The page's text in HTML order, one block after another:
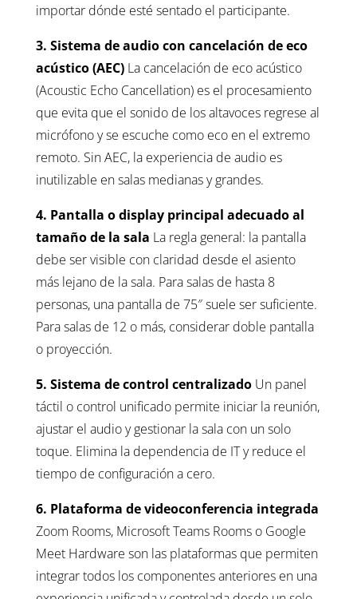
importar dónde esté sentado el participante.
3. Sistema de audio con cancelación de eco
acústico (AEC)La cancelación de eco acústico
(Acoustic Echo Cancellation) es el procesamiento
que evita que el sonido de los altavoces regrese al
micrófono y se escuche como eco en el extremo
remoto. Sin AEC, la experiencia de audio es
inutilizable en salas medianas y grandes.
4. Pantalla o display principal adecuado al
tamaño de la sala La regla general: la pantalla
debe ser visible con claridad desde el asiento
más lejano de la sala. Para salas de hasta 8
personas, una pantalla de 75″ suele ser suficiente.
Para salas de 12 o más, considerar doble pantalla
o proyección.
5. Sistema de control centralizadoUn panel
táctil o control unificado permite iniciar la reunión,
ajustar el audio y gestionar la sala con un solo
toque. Elimina la dependencia de IT y reduce el
tiempo de configuración a cero.
6. Plataforma de videoconferencia integrada
Zoom Rooms, Microsoft Teams Rooms o Google
Meet Hardware son las plataformas que permiten
integrar todos los componentes anteriores en una